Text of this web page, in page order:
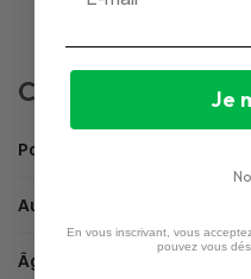
Caractéristiques
Poids
Auteur
Âge
Je
En vous inscrivant, vous
pouvez vous